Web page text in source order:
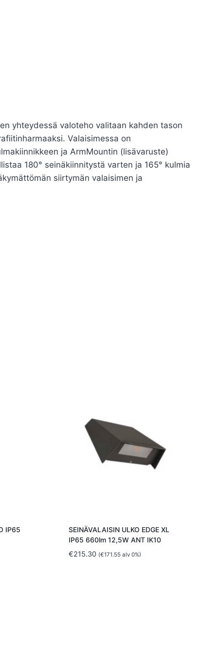
yhteydessä valoteho valitaan kahden tason
Valaisimessa on
ja ArmMountin (lisävaruste)
180° seinäkiinnitystä varten ja 165° kulmia
siirtymän valaisimen ja
IP65
SEINÄVALAISIN ULKO EDGE XL
IP65 660lm 12,5W ANT IK10
€215.30 (€171.55 alv 0%)